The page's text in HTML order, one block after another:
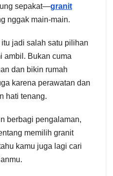
sepakat—granit
nggak main-main.
jadi salah satu pilihan
ambil. Bukan cuma
dan bikin rumah
karena perawatan dan
hati tenang.
berbagi pengalaman,
memilih granit
kamu juga lagi cari